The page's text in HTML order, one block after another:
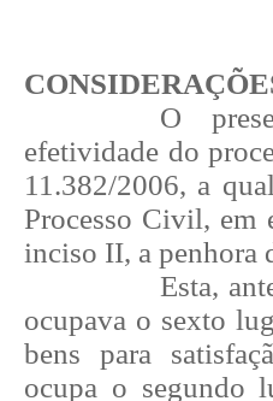
O
efetividade do
11.382/2006, a
Processo Civil, em
inciso II, a penhora
Esta,
ocupava o sexto
bens para
ocupa o segundo